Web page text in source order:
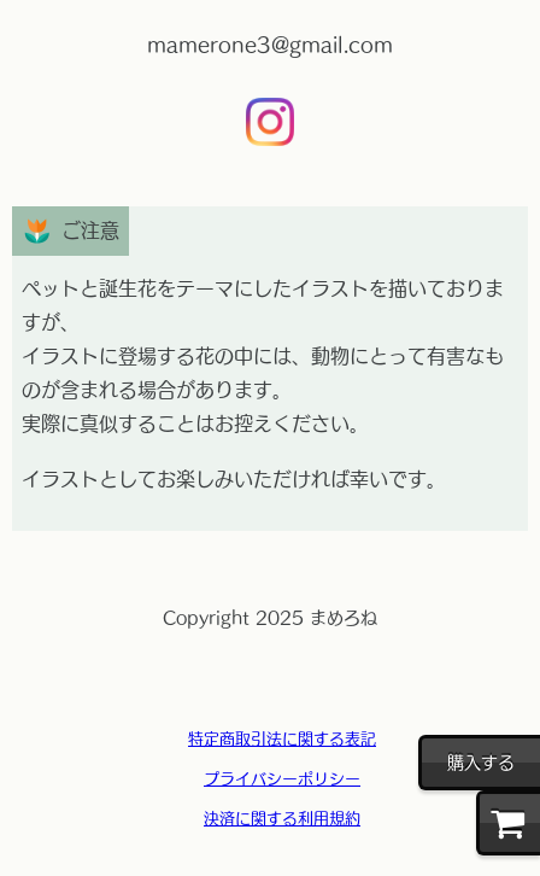
購入する
mamerone3@gmail.com
ご注意
ペットと誕生花をテーマにしたイラストを描いておりま
すが、
イラストに登場する花の中には、動物にとって有害なも
のが含まれる場合があります。
実際に真似することはお控えください。
イラストとしてお楽しみいただければ幸いです。
Copyright 2025 まめろね
特定商取引法に関する表記
プライバシーポリシー
決済に関する利用規約